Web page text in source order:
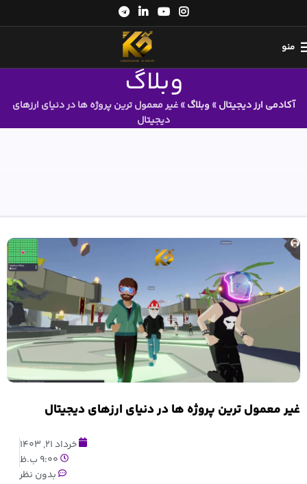
منو
وبلاگ
آکادمی ارز دیجیتال» وبلاگ»غیر معمول ترین پروژه ها در دنیای ارزهای
دیجیتال
غیر معمول ترین پروژه ها در دنیای ارزهای دیجیتال
خرداد 21, 1403
9:00 ب.ظ
بدون نظر